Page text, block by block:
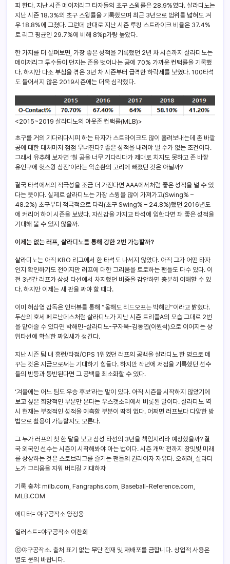
피 한다. 지난 시즌 메이저리그 타자들의 초구 스윙률은 28.9%였다. 살라디노는
지난 시즌 18.3%의 초구 스윙률을 기록했으며 최근 3년으로 범위를 넓혀도 겨
우 18.8%에 그쳤다. 그런데 반대로 지난 시즌 루킹 스트라이크 비율은 37.4%
로 리그 평균인 29.7%에 비해 8%p가량 높았다.
한 가지를 더 살펴보면, 가장 좋은 성적을 기록했던 2년 차 시즌까지 살라디노는
메이저리그 투수들이 던지는 존을 벗어나는 공에 70% 가까운 컨택률을 기록했
다. 하지만 다소 부침을 겪은 3년 차 시즌부터 급격한 하락세를 보였다. 100타석
도 들어서지 않은 2019시즌에는 더욱 심각했다.
<2015~2019 살라디노의 아웃존 컨택률(MLB)>
초구를 거의 기다리다시피 하는 타자가 스트라이크도 많이 흘려보내는데 존 바깥
공에 대한 대처마저 점점 무너진다? 좋은 성적을 내려야 낼 수가 없는 조건이다.
그래서 유추해 보자면 ‘칠 공을 너무 기다리다가 제대로 치지도 못하고 존 바깥
유인구에 헛스윙 삼진’이라는 악순환의 고리에 빠졌던 것은 아닐까?
결국 타석에서의 적극성을 조금 더 가진다면 AAA에서처럼 좋은 성적을 낼 수 있
다는 뜻이다. 실제로 살라디노는 가장 스윙을 많이 가져가고(Swing% –
48.2%) 초구부터 적극적으로 타격(초구 Swing% – 24.8%)했던 2016년도
에 커리어 하이 시즌을 보냈다. 자신감을 가지고 타석에 임한다면 꽤 좋은 성적을
기대해 볼 수 있지 않을까.
이제는 없는 러프, 살라디노를 통해 강한 2번 가능할까?
살라디노는 아직 KBO 리그에서 한 타석도 나서지 않았다. 아직 그가 어떤 타자
인지 확인하기도 전이지만 러프에 대한 그리움을 토로하는 팬들도 다수 있다. 이
전 3년간 러프가 삼성 타선에서 차지했던 비중을 감안하면 충분히 이해할 수 있
다. 하지만 이제는 새 판을 짜야 할 때다.
이미 허삼영 감독은 인터뷰를 통해 “올해도 리드오프는 박해민”이라고 밝혔다.
두산의 호세 페르난데스처럼 살라디노가 지난 시즌 트리플A의 모습 그대로 2번
을 맡아줄 수 있다면 박해민-살라디노-구자욱-김동엽(이원석)으로 이어지는 상
위타선에 확실한 짜임새가 생긴다.
지난 시즌 팀 내 홈런/타점/OPS 1위였던 러프의 공백을 살라디노 한 명으로 메
꾸는 것은 지금으로써는 기대하기 힘들다. 하지만 작년에 저점을 기록했던 선수
들의 반등과 동반된다면 그 공백을 최소화할 수 있다.
‘겨울에는 어느 팀도 우승 후보’라는 말이 있다. 아직 시즌을 시작하지 않았기에
보고 싶은 희망적인 부분만 본다는 우스갯소리에서 비롯된 말이다. 살라디노 역
시 현재는 부정적인 성적을 예측할 부분이 딱히 없다. 어쩌면 러프보다 다양한 방
법으로 활용이 가능할지도 모른다.
그 누가 러프의 첫 한 달을 보고 삼성 타선의 3년을 책임지리라 예상했을까? 결
국 외국인 선수는 시즌이 시작해봐야 아는 법이다. 시즌 개막 전까지 장밋빛 미래
를 상상하는 것은 스토브리그를 즐기는 팬들의 권리이자 자유다. 오히려, 살라디
노가 그리움을 지워 버리길 기대하자
기록 출처: milb.com, Fangraphs.com, Baseball-Reference.com,
MLB.COM
에디터= 야구공작소 양정웅
일러스트=야구공작소 이찬희
ⓒ야구공작소. 출처 표기 없는 무단 전재 및 재배포를 금합니다. 상업적 사용은
별도 문의 바랍니다.